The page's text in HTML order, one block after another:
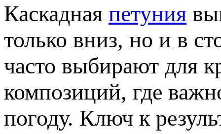
Каскадная петуния
только вниз, но и в
часто выбирают для
композиций, где
погоду. Ключ к